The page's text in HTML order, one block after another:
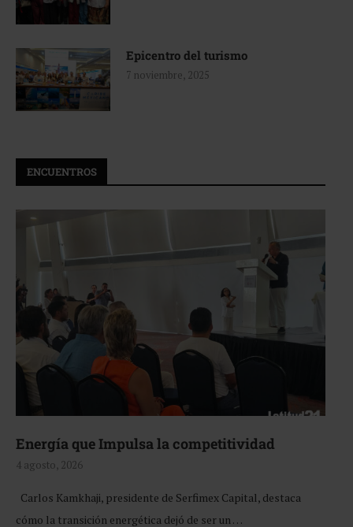
Epicentro del turismo
7 noviembre, 2025
ENCUENTROS
Energía que Impulsa la competitividad
4 agosto, 2026
Carlos Kamkhaji, presidente de Serfimex Capital, destaca
cómo la transición energética dejó de ser un …